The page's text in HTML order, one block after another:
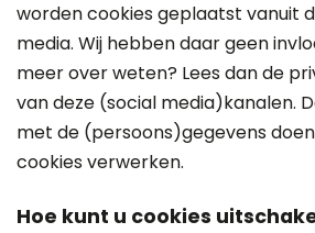
worden cookies geplaatst vanuit
media. Wij hebben daar geen
meer over weten? Lees dan de
van deze (social media)kanalen.
met de (persoons)gegevens
cookies verwerken.
Hoe kunt u cookies